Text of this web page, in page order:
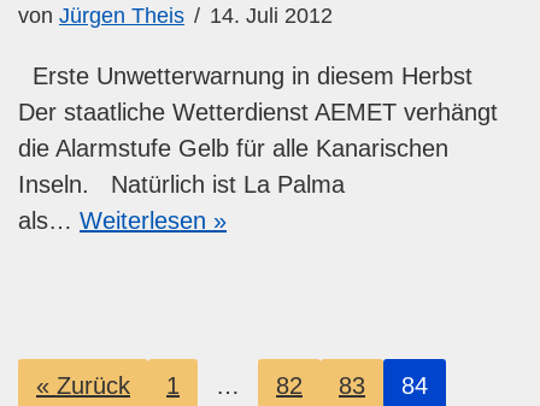
von Jürgen Theis 14. Juli 2012
Erste Unwetterwarnung in diesem Herbst
Der staatliche Wetterdienst AEMET verhängt
die Alarmstufe Gelb für alle Kanarischen
Inseln. Natürlich ist La Palma
als… Weiterlesen »
« Zurück 1 … 82 83 84